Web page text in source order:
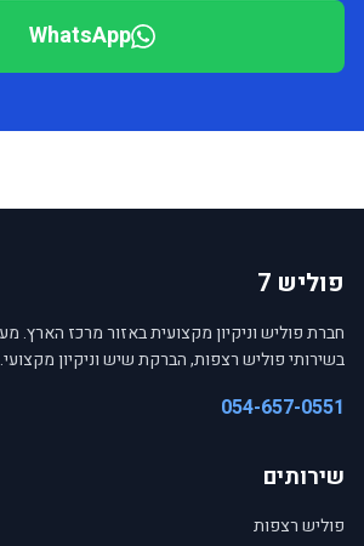
WhatsApp
פוליש 7
בשירותי פוליש רצפות, הברקת שיש וניקיון מקצועי.
054-657-0551
שירותים
פוליש רצפות